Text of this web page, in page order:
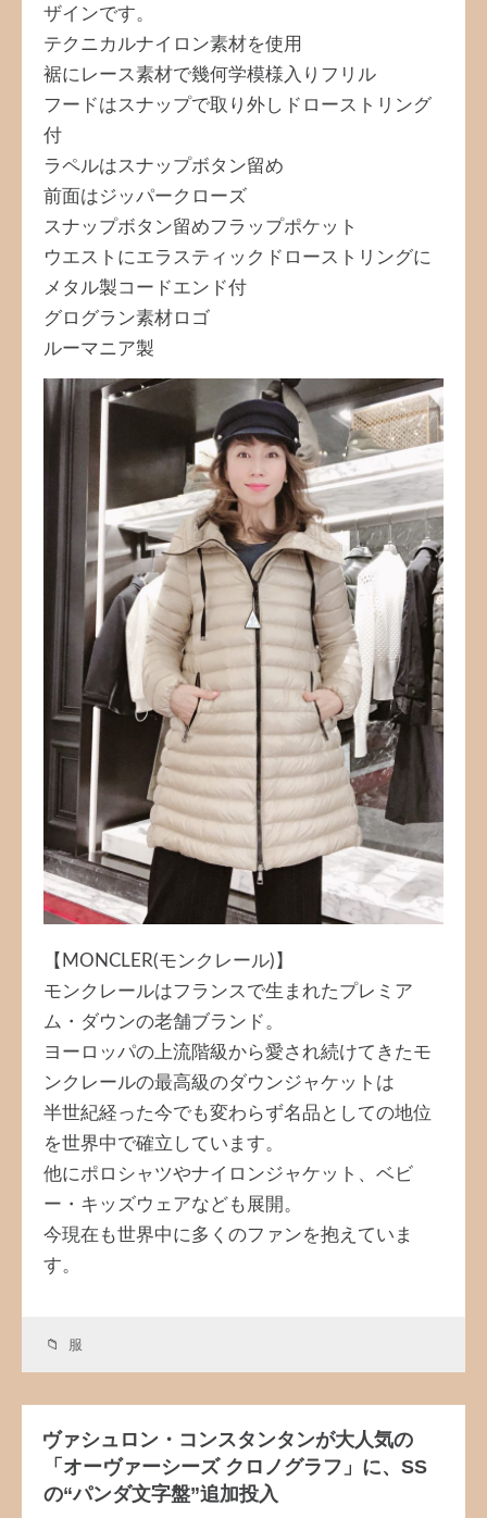
ザインです。
テクニカルナイロン素材を使用
裾にレース素材で幾何学模様入りフリル
フードはスナップで取り外しドローストリング
付
ラペルはスナップボタン留め
前面はジッパークローズ
スナップボタン留めフラップポケット
ウエストにエラスティックドローストリングに
メタル製コードエンド付
グログラン素材ロゴ
ルーマニア製
【MONCLER(モンクレール)】
モンクレールはフランスで生まれたプレミア
ム・ダウンの老舗ブランド。
ヨーロッパの上流階級から愛され続けてきたモ
ンクレールの最高級のダウンジャケットは
半世紀経った今でも変わらず名品としての地位
を世界中で確立しています。
他にポロシャツやナイロンジャケット、ベビ
ー・キッズウェアなども展開。
今現在も世界中に多くのファンを抱えていま
す。
服
ヴァシュロン・コンスタンタンが大人気の
「オーヴァーシーズ クロノグラフ」に、SS
の“パンダ文字盤”追加投入